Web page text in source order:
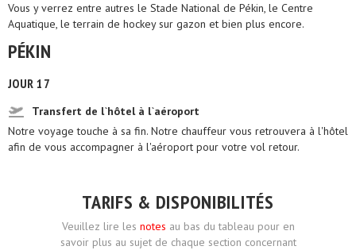
Vous y verrez entre autres le Stade National de Pékin, le Centre
Aquatique, le terrain de hockey sur gazon et bien plus encore.
PÉKIN
JOUR 17
Transfert de l`hôtel à l`aéroport
Notre voyage touche à sa fin. Notre chauffeur vous retrouvera à l'hôtel
afin de vous accompagner à l'aéroport pour votre vol retour.
TARIFS & DISPONIBILITÉS
Veuillez lire les notes au bas du tableau pour en
savoir plus au sujet de chaque section concernant